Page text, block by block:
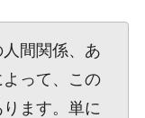
間関係、あ
って、この
ます。単に